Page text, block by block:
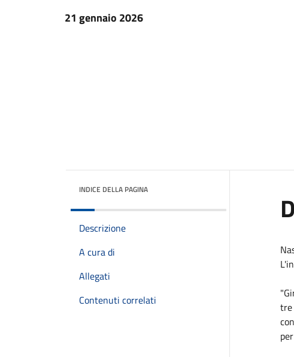
21 gennaio 2026
INDICE DELLA PAGINA
Descrizione
A cura di
Allegati
Contenuti correlati
tre